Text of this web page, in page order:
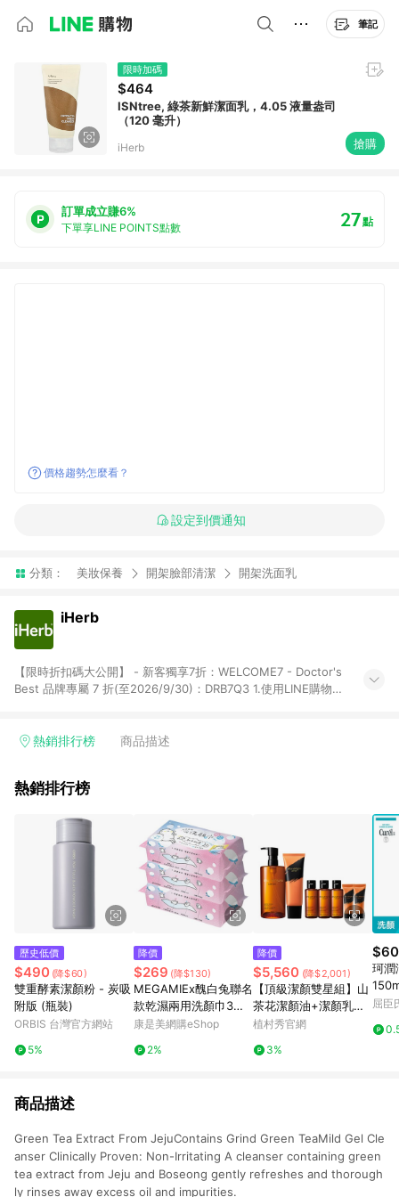
筆記
限時加碼
$464
ISNtree, 綠茶新鮮潔面乳，4.05 液量盎司
（120 毫升）
iHerb 搶購
訂單成立賺6%
下單享LINE POINTS點數 27點
價格趨勢怎麼看？
設定到價通知
分類： 美妝保養 開架臉部清潔 開架洗面乳
iHerb
【限時折扣碼大公開】 - 新客獨享7折：WELCOME7 - Doctor's
Best 品牌專屬 7 折(至2026/9/30)：DRB7Q3 1.使用LINE購物下
物頁面上提供的折扣碼，則不符合LINE POINTS 回饋資格（官方
碼或獎勵代碼 （會獲得獎勵金） 、英文數字亂數組合，如
格。 4.符合贈點資格者，將於出貨後3個工作日陸續發送交易訊
息通知。 5.點數將於廠商出貨後，隔天起算85天後陸續確認發
送。 6.國際商家之商品金額及回饋點數依據將以商品未稅價格為
準。 7.國際商家之商品金額可能受匯率影響而有微幅差異。 8. 如
需確認訂單回饋資格，僅提供訂購後60天內的訂單查詢。 9.多筆
訂單連續下單 : 每一筆訂單皆需獨立從LINE購物完成跳轉，在您
完成一筆訂單的跳轉及結帳後，若需再次下單，請務必重新透過
熱銷排行榜 商品描述
熱銷排行榜
歷史低價
$490 (降$60)
雙重酵素潔顏粉 - 炭吸
附版 (瓶裝)
ORBIS 台灣官方網站
5%
降價
$269 (降$130)
MEGAMIEx醜白兔聯名
款乾濕兩用洗顏巾3入
組
康是美網購eShop
2%
降價
$5,560 (降$2,001)
【頂級潔顏雙星組】山
茶花潔顏油+潔顏乳買2
送5 加贈170ml
植村秀官網
3%
珂潤
屈臣
商品描述
Green Tea Extract From JejuContains Grind Green TeaMild Gel Cle
anser Clinically Proven: Non-Irritating A cleanser containing green
tea extract from Jeju and Boseong gently refreshes and thorough
ly rinses away excess oil and impurities.